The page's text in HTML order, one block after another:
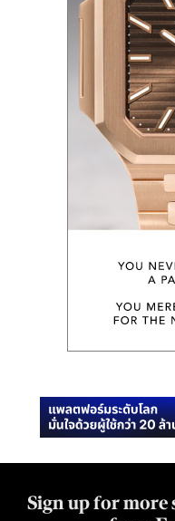
Sign up for more